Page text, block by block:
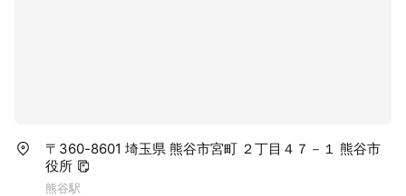
〒360-8601 埼玉県 熊谷市宮町 ２丁目４７－１ 熊谷市
役所
熊谷駅